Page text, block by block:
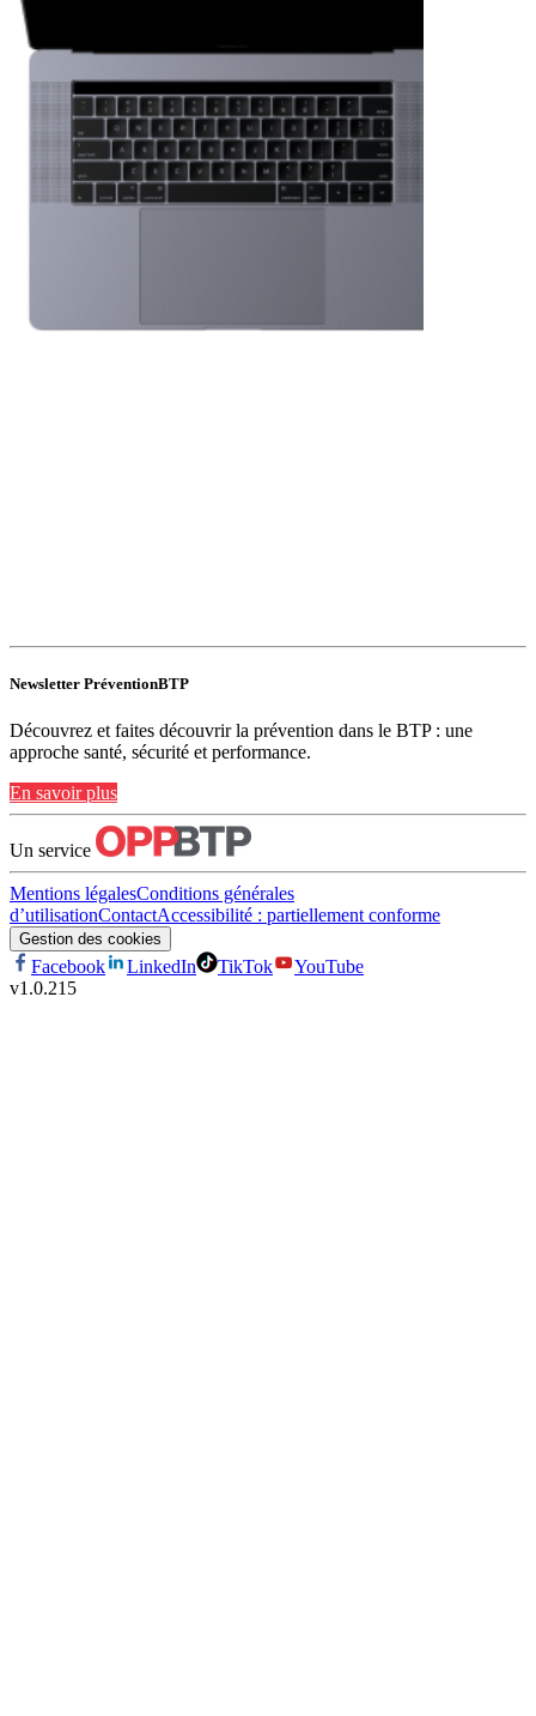
Newsletter PréventionBTP
Découvrez et faites découvrir la prévention dans le BTP : une
approche santé, sécurité et performance.
En savoir plus
Un service
Mentions légalesConditions générales
d’utilisationContactAccessibilité : partiellement conforme
Gestion des cookies
Facebook LinkedIn TikTok
YouTube
v1.0.215